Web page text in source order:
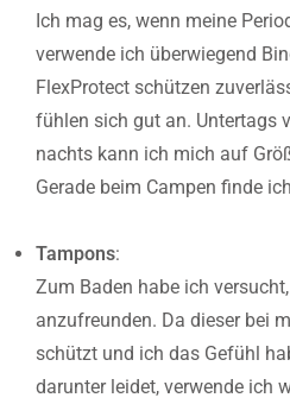
Ich mag es, wenn meine
verwende ich überwiegend
FlexProtect schützen
fühlen sich gut an. Untertags
nachts kann ich mich auf
Gerade beim Campen finde
Tampons:
Zum Baden habe ich
anzufreunden. Da dieser bei
schützt und ich das Gefühl
darunter leidet, verwende ich